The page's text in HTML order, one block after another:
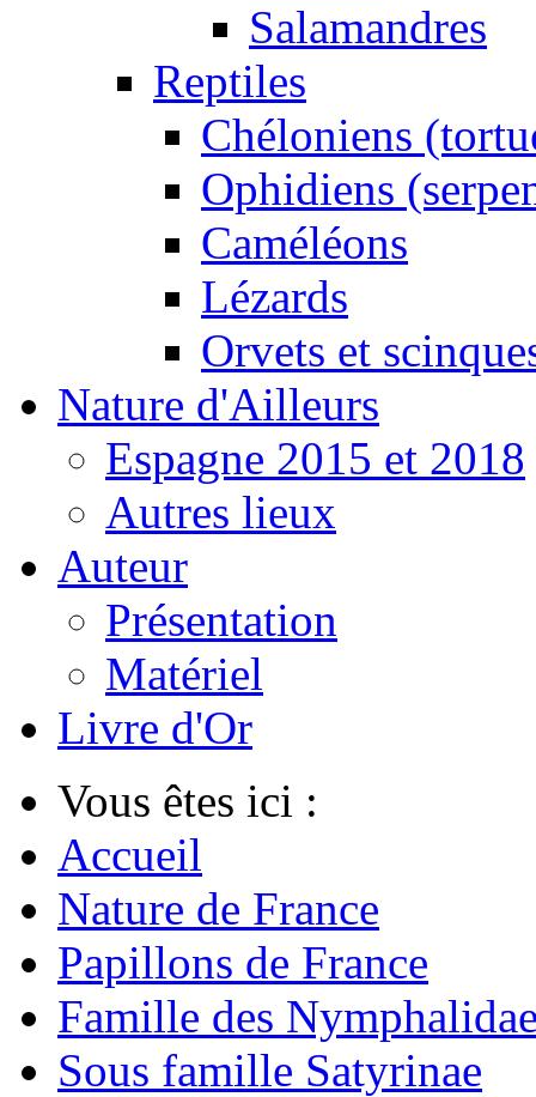
Salamandres
Reptiles
Chéloniens
Ophidiens
Caméléons
Lézards
Orvets et
Nature d'Ailleurs
Espagne 2015 et 2018
Autres lieux
Auteur
Présentation
Matériel
Livre d'Or
Vous êtes ici :
Accueil
Nature de France
Papillons de France
Famille des
Sous famille Satyrinae